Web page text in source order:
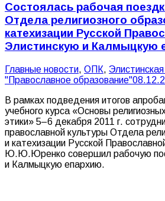
Состоялась рабочая
Отдела религиозного
катехизации Русской
Элистинскую и Калмыцкую
Главные новости, ОПК,
"Православное образование"
В рамках подведения итогов
учебного курса «Основы
этики» 5–6 декабря 2011 г.
православной культуры Отдела
и катехизации Русской
Ю.Ю.Юренко совершил рабочую
и Калмыцкую епархию.